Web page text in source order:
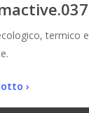
termico e
›